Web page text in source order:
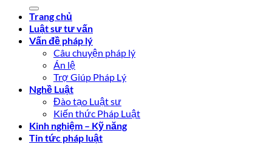
Trang chủ
Luật sư tư vấn
Vấn đề pháp lý
Câu chuyện pháp lý
Án lệ
Trợ Giúp Pháp Lý
Nghề Luật
Đào tạo Luật sư
Kiến thức Pháp Luật
Kinh nghiệm – Kỹ năng
Tin tức pháp luật